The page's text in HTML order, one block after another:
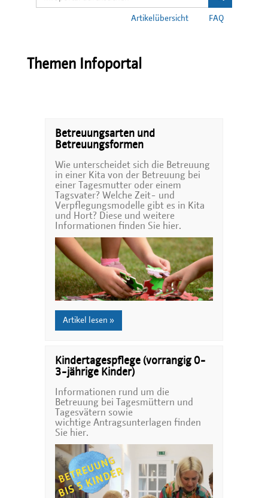
FAQ
Artikelübersicht
Themen Infoportal
Betreuungsarten und
Betreuungsformen
Wie unterscheidet sich die Betreuung
in einer Kita von der Betreuung bei
einer Tagesmutter oder einem
Tagsvater? Welche Zeit- und
Verpflegungsmodelle gibt es in Kita
und Hort? Diese und weitere
Informationen finden Sie hier.
Artikel lesen »
Kindertagespflege (vorrangig 0-
3-jährige Kinder)
Informationen rund um die
Betreuung bei Tagesmüttern und
Tagesvätern sowie
wichtige Antragsunterlagen finden
Sie hier.